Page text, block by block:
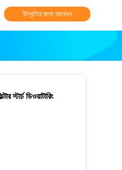
উদ্ধৃতির জন্য আবেদন
স্টার্চ ডিওয়াটারিং